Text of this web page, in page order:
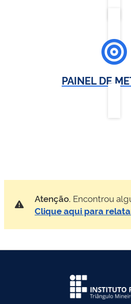
PAINEL DE
Atenção. Encontrou
Clique aqui para